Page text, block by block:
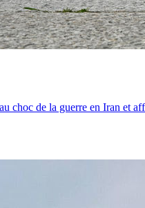
choc de la guerre en Iran et